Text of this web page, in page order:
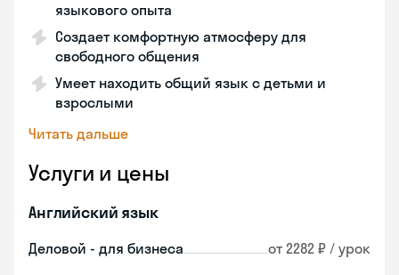
языкового опыта
Создает комфортную атмосферу для
свободного общения
Умеет находить общий язык с детьми и
взрослыми
Читать дальше
Услуги и цены
Английский язык
Деловой - для бизнеса от 2282 ₽ / урок